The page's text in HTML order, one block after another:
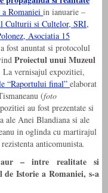
Romaniei in ianuarie –
Culturii si Cultelor, SRI,
Asociatia 15
fost anuntat si protocolul
Proiectul unui Muzeul
La vernisajul expozitiei,
“Raportului final” elaborat
(foto
au fost prezentate si
ale Anei Blandiana si ale
in oglinda cu martirajul
anticomunista.
aur – intre realitate si
Istorie a Romaniei, s-a